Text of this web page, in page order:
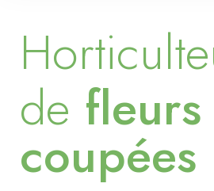
de fleurs
coupées